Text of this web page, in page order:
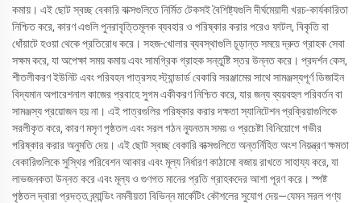
কমায়। এই ছোট স্বচ্ছ বেকারি বাক্সগুলিতে নির্মিত টেকসই বৈশিষ্ট্যগুলি দীর্ঘমেয়াদী খরচ-কার্যকারিতা
নিশ্চিত করে, কারণ এগুলি পুনরাবৃত্তিমূলক ব্যবহার ও পরিষ্কার করার পরেও ফাটল, বিকৃতি বা
ধোঁয়াটে হওয়া থেকে প্রতিরোধ করে। সহজ-খোলার ব্যবস্থাগুলি চূড়ান্ত সময়ে দ্রুত গ্রাহক সেবা
সক্ষম করে, যা অপেক্ষা সময় কমায় এবং সামগ্রিক গ্রাহক সন্তুষ্টি স্তর উন্নত করে। প্রদর্শন কেস,
শীতলীকরণ ইউনিট এবং পরিবহন পাত্রসহ স্ট্যান্ডার্ড বেকারি সরঞ্জামের সাথে সামঞ্জস্যপূর্ণ ডিজাইন
বিদ্যমান অপারেশনাল কাজের প্রবাহে সুগম একীকরণ নিশ্চিত করে, যার জন্য ব্যয়বহুল পরিবর্তন বা
সামঞ্জস্য প্রয়োজন হয় না। এই পাত্রগুলির পরিষ্কার করার দক্ষতা স্যানিটেশন প্রক্রিয়াগুলিকে
সরলীকৃত করে, কারণ মসৃণ পৃষ্ঠতল এবং সরল গঠন ন্যূনতম সময় ও প্রচেষ্টা বিনিয়োগে গভীর
পরিষ্কার করার অনুমতি দেয়। এই ছোট স্বচ্ছ বেকারি বাক্সগুলিতে অন্তর্নিহিত অংশ নিয়ন্ত্রণ ক্ষমতা
বেকারিগুলিকে সুস্থির পরিবেশন আকার এবং মূল্য নির্ধারণ কাঠামো বজায় রাখতে সাহায্য করে, যা
লাভজনকতা উন্নত করে এবং মূল্য ও গুণগত মানের প্রতি গ্রাহকদের আশা পূরণ করে। স্পষ্ট
পৃষ্ঠতল দ্বারা প্রদত্ত ব্র্যান্ডিং নমনীয়তা বিভিন্ন মার্কেটিং কৌশলের সুযোগ দেয়—যেমন সরল পণ্য